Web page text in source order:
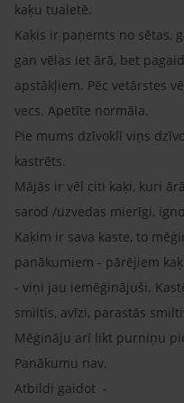
kaķu tualetē.
Kaķis ir paņemts no sētas,
gan vēlas iet ārā, bet
apstākļiem. Pēc vetārstes
vecs. Apetīte normāla.
Pie mums dzīvoklī viņs
kastrēts.
Mājās ir vēl citi kaķi, kuri
sarod /uzvedas mierīgi,
Kaķim ir sava kaste, to
panākumiem - pārējiem
- viņi jau iemēģinājuši.
smiltis, avīzi, parastās
Mēģināju arī likt purniņu
Panākumu nav.
Atbildi gaidot -